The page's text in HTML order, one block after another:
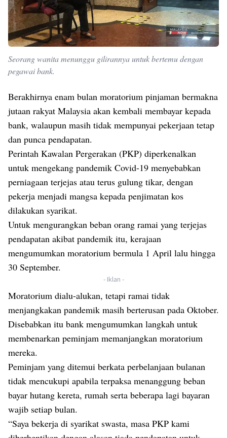
Seorang wanita menunggu gilirannya untuk bertemu dengan
pegawai bank.
Berakhirnya enam bulan moratorium pinjaman bermakna
jutaan rakyat Malaysia akan kembali membayar kepada
bank, walaupun masih tidak mempunyai pekerjaan tetap
dan punca pendapatan.
Perintah Kawalan Pergerakan (PKP) diperkenalkan
untuk mengekang pandemik Covid-19 menyebabkan
perniagaan terjejas atau terus gulung tikar, dengan
pekerja menjadi mangsa kepada penjimatan kos
dilakukan syarikat.
Untuk mengurangkan beban orang ramai yang terjejas
pendapatan akibat pandemik itu, kerajaan
mengumumkan moratorium bermula 1 April lalu hingga
30 September.
- Iklan -
Moratorium dialu-alukan, tetapi ramai tidak
menjangkakan pandemik masih berterusan pada Oktober.
Disebabkan itu bank mengumumkan langkah untuk
membenarkan peminjam memanjangkan moratorium
mereka.
Peminjam yang ditemui berkata perbelanjaan bulanan
tidak mencukupi apabila terpaksa menanggung beban
bayar hutang kereta, rumah serta beberapa lagi bayaran
wajib setiap bulan.
“Saya bekerja di syarikat swasta, masa PKP kami